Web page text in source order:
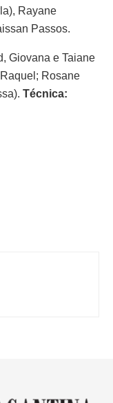
Rayane
Passos.
Giovana e Taiane
Rosane
Técnica: